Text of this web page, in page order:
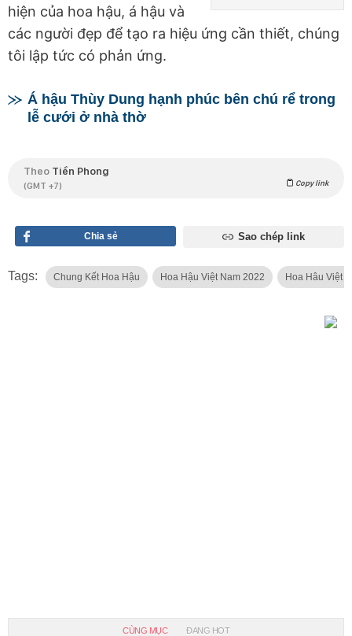
hiện của hoa hậu, á hậu và
các người đẹp để tạo ra hiệu ứng cần thiết, chúng
tôi lập tức có phản ứng.
Á hậu Thùy Dung hạnh phúc bên chú rể trong
lễ cưới ở nhà thờ
Theo Tiền Phong
(GMT +7) Copy link
Chia sẻ Sao chép link
Tags: Chung Kết Hoa Hậu Hoa Hậu Việt Nam 2022 Hoa Hâu Việt
CÙNG MỤC ĐANG HOT